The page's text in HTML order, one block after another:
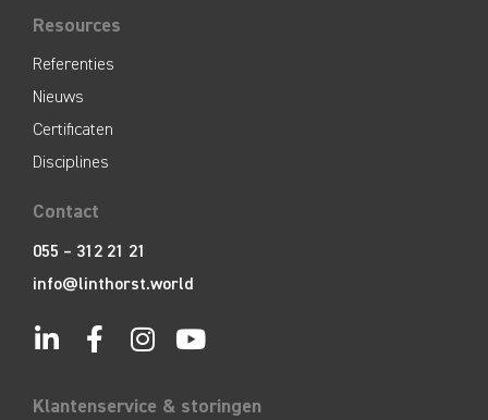
Resources
Referenties
Nieuws
Certificaten
Disciplines
Contact
055 – 312 21 21
info@linthorst.world
Klantenservice & storingen